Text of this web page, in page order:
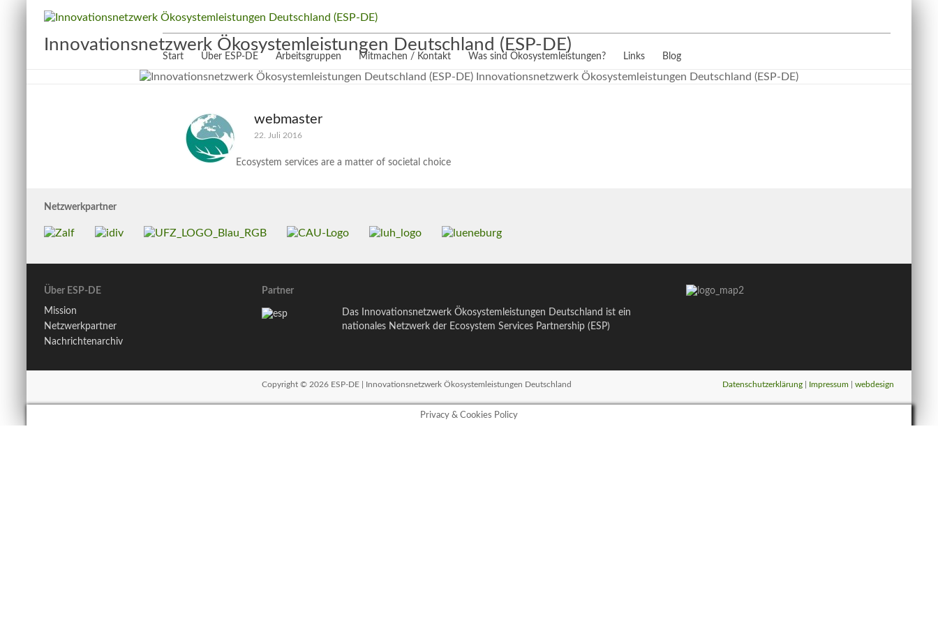
Innovationsnetzwerk Ökosystemleistungen Deutschland (ESP-DE)
Start Über ESP-DE Arbeitsgruppen Mitmachen / Kontakt Was sind Ökosystemleistungen? Links Blog
webmaster
22. Juli 2016
Ecosystem services are a matter of societal choice
Netzwerkpartner
Über ESP-DE
Mission
Netzwerkpartner
Nachrichtenarchiv
Partner
Das Innovationsnetzwerk Ökosystemleistungen Deutschland ist ein
nationales Netzwerk der Ecosystem Services Partnership (ESP)
Copyright © 2026 ESP-DE | Innovationsnetzwerk Ökosystemleistungen Deutschland Datenschutzerklärung Impressum webdesign
Privacy & Cookies Policy